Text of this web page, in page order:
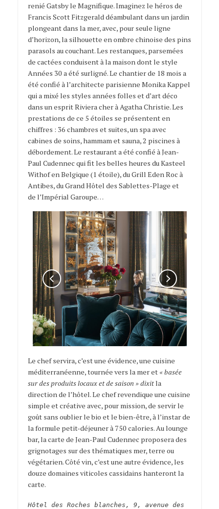
renié Gatsby le Magnifique. Imaginez le héros de
Francis Scott Fitzgerald déambulant dans un jardin
plongeant dans la mer, avec, pour seule ligne
d’horizon, la silhouette en ombre chinoise des pins
parasols au couchant. Les restanques, parsemées
de cactées conduisent à la maison dont le style
Années 30 a été surligné. Le chantier de 18 mois a
été confié à l’architecte parisienne Monika Kappel
qui a mixé les styles années folles et d’art déco
dans un esprit Riviera cher à Agatha Christie. Les
prestations de ce 5 étoiles se présentent en
chiffres : 36 chambres et suites, un spa avec
cabines de soins, hammam et sauna, 2 piscines à
débordement. Le restaurant a été confié à Jean-
Paul Cudennec qui fit les belles heures du Kasteel
Withof en Belgique (1 étoile), du Grill Eden Roc à
Antibes, du Grand Hôtel des Sablettes-Plage et
de l’Impérial Garoupe…
Le chef servira, c’est une évidence, une cuisine
méditerranéenne, tournée vers la mer et « basée
sur des produits locaux et de saison » dixitla
direction de l’hôtel. Le chef revendique une cuisine
simple et créative avec, pour mission, de servir le
goût sans oublier le bio et le bien-être, à l’instar de
la formule petit-déjeuner à 750 calories. Au lounge
bar, la carte de Jean-Paul Cudennec proposera des
grignotages sur des thématiques mer, terre ou
végétarien. Côté vin, c’est une autre évidence, les
douze domaines viticoles cassidains hanteront la
carte.
Hôtel des Roches blanches, 9, avenue des